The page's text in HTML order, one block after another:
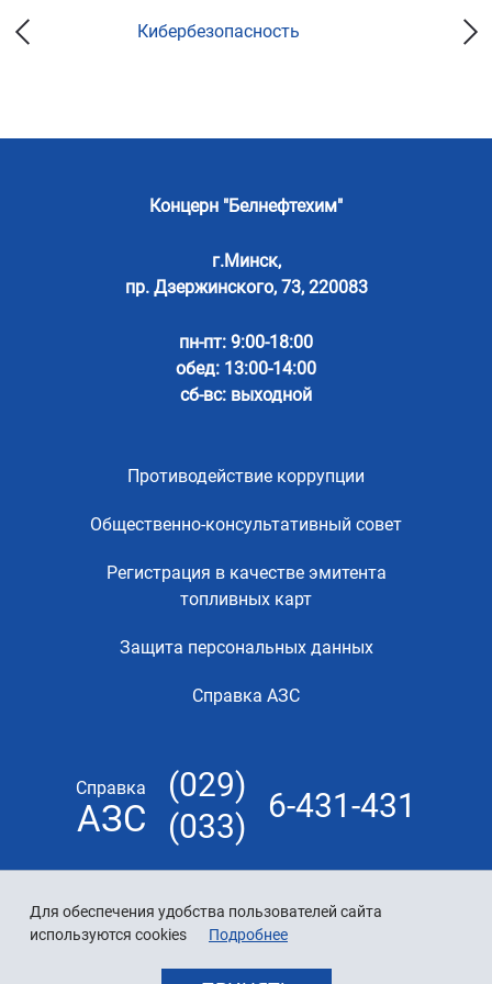
Для обеспечения удобства пользователей сайта
используются cookies
Подробнее
Кибербезопасность
Концерн "Белнефтехим"
г.Минск,
пр. Дзержинского, 73, 220083
пн-пт: 9:00-18:00
обед: 13:00-14:00
сб-вс: выходной
Противодействие коррупции
Общественно-консультативный совет
Регистрация в качестве эмитента
топливных карт
Защита персональных данных
Справка АЗС
Справка
АЗС
(029)
(033)
6-431-431